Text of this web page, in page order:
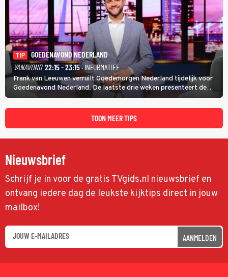
TIP
GOEDENAVOND NEDERLAND
VANAVOND 22:15 - 23:15· INFORMATIEF
Frank van Leeuwen verruilt Goedemorgen Nederland tijdelijk voor
Goedenavond Nederland. De laatste drie weken presenteert de
journalist en De Slimste Mens-winnaar deze avondtalkshow om en
om met Sam Hagens, die er al vanaf het begin bij is.
TOON MEER TIPS
Nieuwsbrief
Schrijf je in voor de gratis TVgids.nl nieuwsbrief en
ontvang iedere dag de leukste kijktips direct in jouw
mailbox!
AANMELDEN